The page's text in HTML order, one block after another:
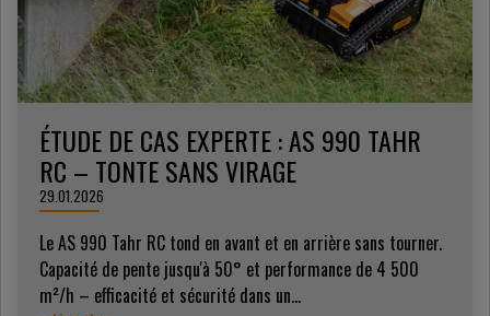
ÉTUDE DE CAS EXPERTE : AS 990 TAHR
RC – TONTE SANS VIRAGE
29.01.2026
Le AS 990 Tahr RC tond en avant et en arrière sans tourner.
Capacité de pente jusqu'à 50° et performance de 4 500
m²/h – efficacité et sécurité dans un...